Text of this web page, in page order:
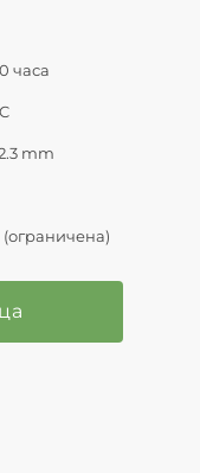
часа
mm
(ограничена)